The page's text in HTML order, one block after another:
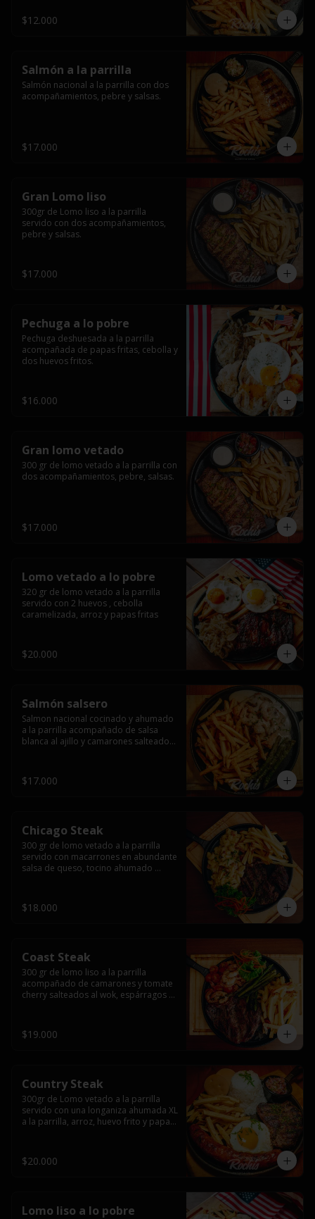
$12.000
Salmón a la parrilla
Salmón nacional a la parrilla con dos
acompañamientos, pebre y salsas.
$17.000
Gran Lomo liso
300gr de Lomo liso a la parrilla
servido con dos acompañamientos,
pebre y salsas.
$17.000
Pechuga a lo pobre
Pechuga deshuesada a la parrilla
acompañada de papas fritas, cebolla y
dos huevos fritos.
$16.000
Gran lomo vetado
300 gr de lomo vetado a la parrilla con
dos acompañamientos, pebre, salsas.
$17.000
Lomo vetado a lo pobre
320 gr de lomo vetado a la parrilla
servido con 2 huevos , cebolla
caramelizada, arroz y papas fritas
$20.000
Salmón salsero
Salmon nacional cocinado y ahumado
a la parrilla acompañado de salsa
blanca al ajillo y camarones salteados,
$17.000
Chicago Steak
300 gr de lomo vetado a la parrilla
servido con macarrones en abundante
salsa de queso, tocino ahumado
$18.000
Coast Steak
300 gr de lomo liso a la parrilla
acompañado de camarones y tomate
cherry salteados al wok, espárragos
$19.000
Country Steak
300gr de Lomo vetado a la parrilla
servido con una longaniza ahumada XL
a la parrilla, arroz, huevo frito y papas
$20.000
Lomo liso a lo pobre